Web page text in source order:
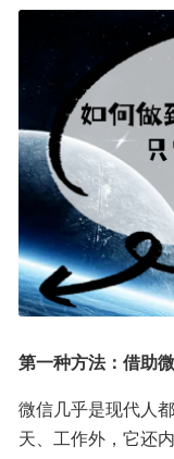
第一种方法：借助
微信几乎是现代人
天、工作外，它还